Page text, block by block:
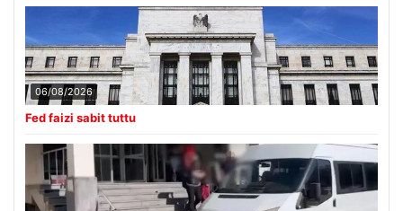
06/08/2026
Fed faizi sabit tuttu